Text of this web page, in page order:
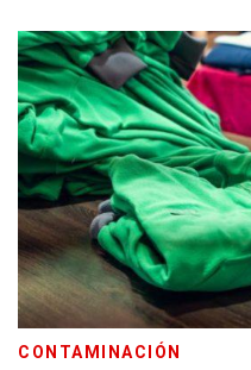
CONTAMINACIÓN